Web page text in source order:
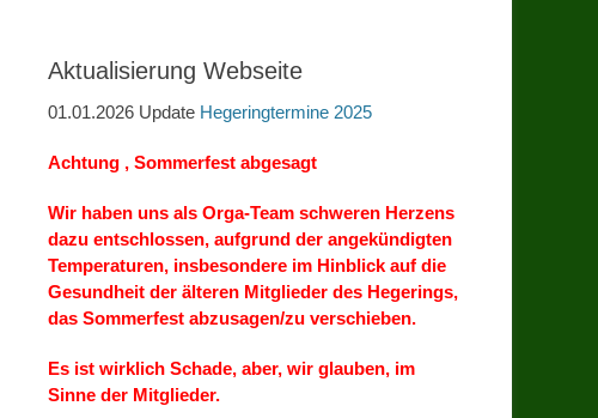
Aktualisierung Webseite
01.01.2026 Update Hegeringtermine 2025
Achtung , Sommerfest abgesagt
Wir haben uns als Orga-Team schweren Herzens
dazu entschlossen, aufgrund der angekündigten
Temperaturen, insbesondere im Hinblick auf die
Gesundheit der älteren Mitglieder des Hegerings,
das Sommerfest abzusagen/zu verschieben.
Es ist wirklich Schade, aber, wir glauben, im
Sinne der Mitglieder.